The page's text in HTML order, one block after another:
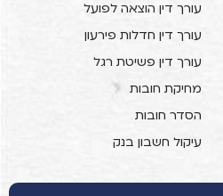
עורך דין הוצאה לפועל
עורך דין חדלות פירעון
עורך דין פשיטת רגל
מחיקת חובות
הסדר חובות
עיקול חשבון בנק